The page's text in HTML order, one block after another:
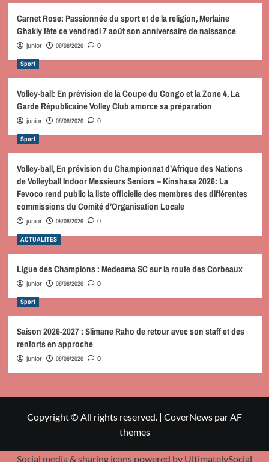
Carnet Rose: Passionnée du sport et de la religion, Merlaine
Ghakiy fête ce vendredi 7 août son anniversaire de naissance
junior 08/08/2026 0
Sport
Volley-ball: En prévision de la Coupe du Congo et la Zone 4, La
Garde Républicaine Volley Club amorce sa préparation
junior 08/08/2026 0
Sport
Volley-ball, En prévision du Championnat d’Afrique des Nations
de Volleyball Indoor Messieurs Seniors – Kinshasa 2026: La
Fevoco rend public la liste officielle des membres des différentes
commissions du Comité d’Organisation Locale
junior 08/08/2026 0
ACTUALITES
Ligue des Champions : Medeama SC sur la route des Corbeaux
junior 08/08/2026 0
Sport
Saison 2026-2027 : Slimane Raho de retour avec son staff et des
renforts en approche
junior 08/08/2026 0
Copyright © All rights reserved. | CoverNews par AF
themes
Social media & sharing icons powered by UltimatelySocial